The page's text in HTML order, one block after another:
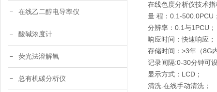
在线乙二醇电导率仪
酸碱浓度计
荧光法溶解氧
总有机碳分析仪
在线色度分析仪技术指
量 程：0.1-500.0PCU
分辨率：0.1与1PCU；
响应时间：快速响应；
存储时间：>3年（8G
记录间隔:0-30分钟可
显示方式：LCD；
清洗:在线手动清洗；